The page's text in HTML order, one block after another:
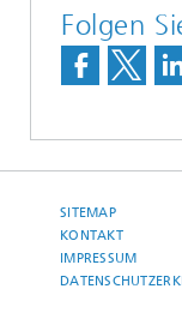
Folgen
SITEMAP
KONTAKT
IMPRESSUM